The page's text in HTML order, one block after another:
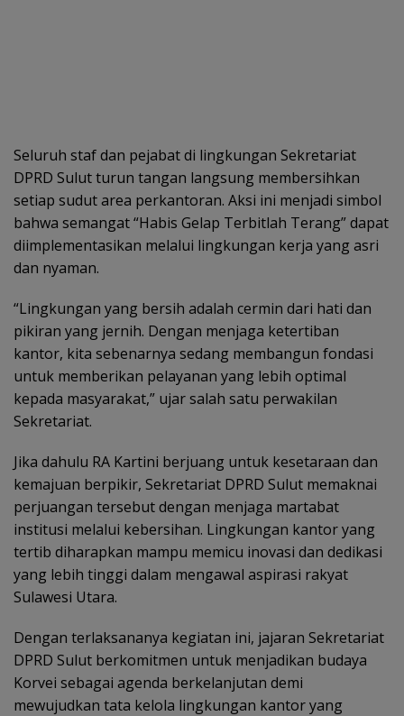
Seluruh staf dan pejabat di lingkungan Sekretariat
DPRD Sulut turun tangan langsung membersihkan
setiap sudut area perkantoran. Aksi ini menjadi simbol
bahwa semangat “Habis Gelap Terbitlah Terang” dapat
diimplementasikan melalui lingkungan kerja yang asri
dan nyaman.
“Lingkungan yang bersih adalah cermin dari hati dan
pikiran yang jernih. Dengan menjaga ketertiban
kantor, kita sebenarnya sedang membangun fondasi
untuk memberikan pelayanan yang lebih optimal
kepada masyarakat,” ujar salah satu perwakilan
Sekretariat.
Jika dahulu RA Kartini berjuang untuk kesetaraan dan
kemajuan berpikir, Sekretariat DPRD Sulut memaknai
perjuangan tersebut dengan menjaga martabat
institusi melalui kebersihan. Lingkungan kantor yang
tertib diharapkan mampu memicu inovasi dan dedikasi
yang lebih tinggi dalam mengawal aspirasi rakyat
Sulawesi Utara.
Dengan terlaksananya kegiatan ini, jajaran Sekretariat
DPRD Sulut berkomitmen untuk menjadikan budaya
Korvei sebagai agenda berkelanjutan demi
mewujudkan tata kelola lingkungan kantor yang